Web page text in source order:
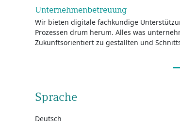
Unternehmenbetreuung
Wir bieten digitale fachkundige
Prozessen drum herum. Alles was
Zukunftsorientiert zu gestallten und
Sprache
Deutsch